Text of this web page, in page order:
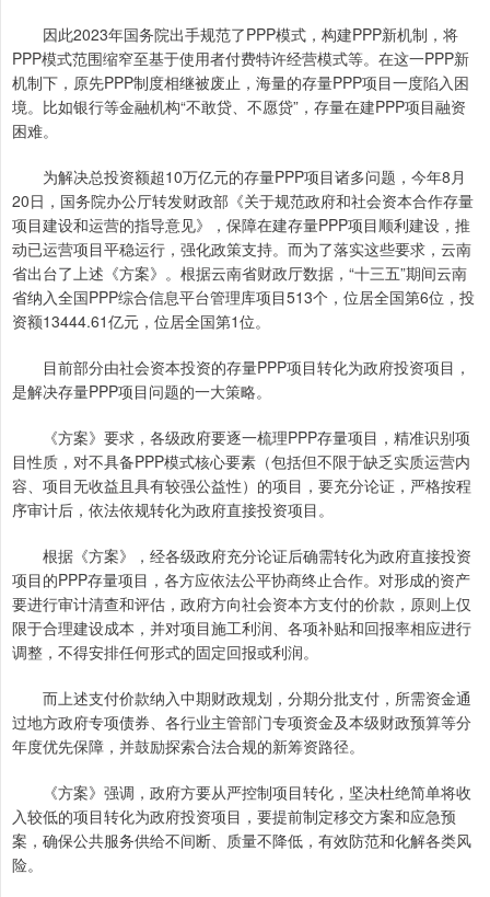
因此2023年国务院出手规范了PPP模式，构建PPP新机制，将
PPP模式范围缩窄至基于使用者付费特许经营模式等。在这一PPP新
机制下，原先PPP制度相继被废止，海量的存量PPP项目一度陷入困
境。比如银行等金融机构“不敢贷、不愿贷”，存量在建PPP项目融资
困难。
为解决总投资额超10万亿元的存量PPP项目诸多问题，今年8月
20日，国务院办公厅转发财政部《关于规范政府和社会资本合作存量
项目建设和运营的指导意见》，保障在建存量PPP项目顺利建设，推
动已运营项目平稳运行，强化政策支持。而为了落实这些要求，云南
省出台了上述《方案》。根据云南省财政厅数据，“十三五”期间云南
省纳入全国PPP综合信息平台管理库项目513个，位居全国第6位，投
资额13444.61亿元，位居全国第1位。
目前部分由社会资本投资的存量PPP项目转化为政府投资项目，
是解决存量PPP项目问题的一大策略。
《方案》要求，各级政府要逐一梳理PPP存量项目，精准识别项
目性质，对不具备PPP模式核心要素（包括但不限于缺乏实质运营内
容、项目无收益且具有较强公益性）的项目，要充分论证，严格按程
序审计后，依法依规转化为政府直接投资项目。
根据《方案》，经各级政府充分论证后确需转化为政府直接投资
项目的PPP存量项目，各方应依法公平协商终止合作。对形成的资产
要进行审计清查和评估，政府方向社会资本方支付的价款，原则上仅
限于合理建设成本，并对项目施工利润、各项补贴和回报率相应进行
调整，不得安排任何形式的固定回报或利润。
而上述支付价款纳入中期财政规划，分期分批支付，所需资金通
过地方政府专项债券、各行业主管部门专项资金及本级财政预算等分
年度优先保障，并鼓励探索合法合规的新筹资路径。
《方案》强调，政府方要从严控制项目转化，坚决杜绝简单将收
入较低的项目转化为政府投资项目，要提前制定移交方案和应急预
案，确保公共服务供给不间断、质量不降低，有效防范和化解各类风
险。